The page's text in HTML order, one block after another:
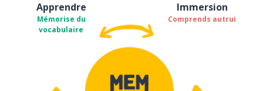
Apprendre
Mémorise du
vocabulaire
Immersion
Comprends autrui